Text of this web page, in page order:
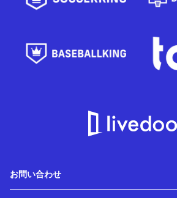
お問い合わせ